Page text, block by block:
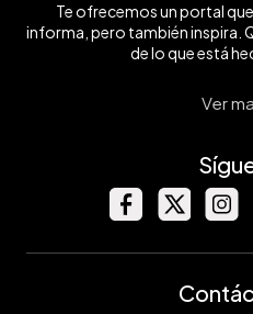
Te ofrecemos un portal
informa, pero también inspira.
de lo que está
Ver